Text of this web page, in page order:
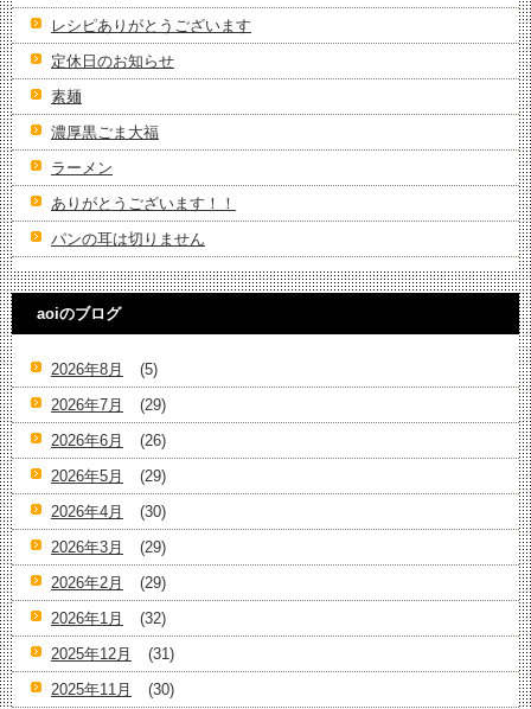
レシピありがとうございます
定休日のお知らせ
素麺
濃厚黒ごま大福
ラーメン
ありがとうございます！！
パンの耳は切りません
aoiのブログ
2026年8月
(5)
2026年7月
(29)
2026年6月
(26)
2026年5月
(29)
2026年4月
(30)
2026年3月
(29)
2026年2月
(29)
2026年1月
(32)
2025年12月
(31)
2025年11月
(30)